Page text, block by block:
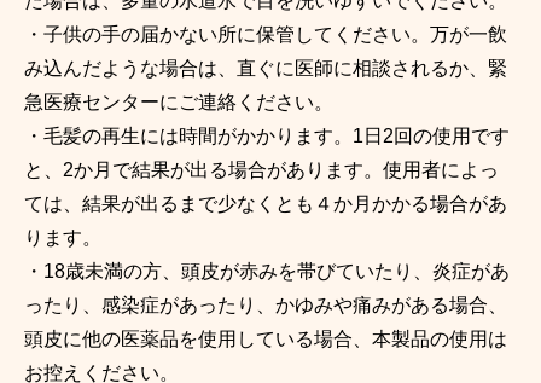
・子供の手の届かない所に保管してください。万が一飲
み込んだような場合は、直ぐに医師に相談されるか、緊
急医療センターにご連絡ください。
・毛髪の再生には時間がかかります。1日2回の使用です
と、2か月で結果が出る場合があります。使用者によっ
ては、結果が出るまで少なくとも４か月かかる場合があ
ります。
・18歳未満の方、頭皮が赤みを帯びていたり、炎症があ
ったり、感染症があったり、かゆみや痛みがある場合、
頭皮に他の医薬品を使用している場合、本製品の使用は
お控えください。